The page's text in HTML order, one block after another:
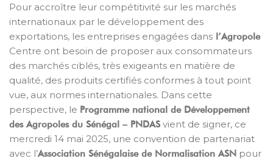
Pour accroître leur compétitivité sur les marchés
internationaux par le développement des
exportations, les entreprises engagées dans l’Agropole
Centre ont besoin de proposer aux consommateurs
des marchés ciblés, très exigeants en matière de
qualité, des produits certifiés conformes à tout point
vue, aux normes internationales. Dans cette
perspective, le Programme national de Développement
des Agropoles du Sénégal – PNDAS vient de signer, ce
mercredi 14 mai 2025, une convention de partenariat
avec l’Association Sénégalaise de Normalisation ASN pour